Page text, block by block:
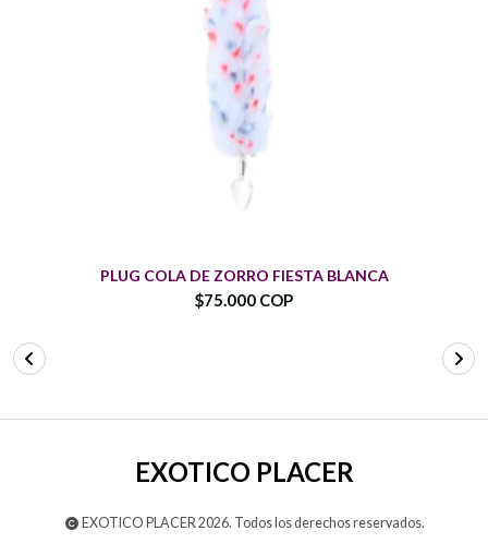
PLUG COLA DE ZORRO FIESTA BLANCA
$75.000 COP
EXOTICO PLACER
EXOTICO PLACER 2026. Todos los derechos reservados.